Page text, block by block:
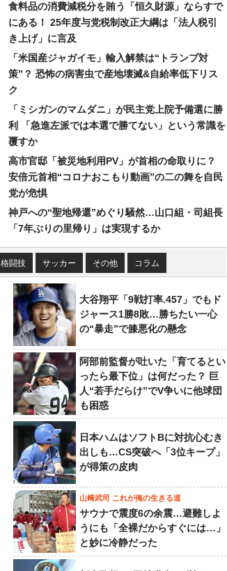
食料品の消費減税分を賄う「恒久財源」ならすで
にある！ 25年度与党税制改正大綱は「法人税引
き上げ」に言及
「米国産ジャガイモ」輸入解禁は“トランプ対
策”？ 恐怖の病害虫で産地壊滅&自給率低下リス
ク
「ミシガンのマムダニ」が民主党上院予備選に勝
利 「急進左派では本選で勝てない」という常識を
覆すか
高市官邸「被災地利用PV」が首相の命取りに？
安倍元首相“コロナおこもり動画”の二の舞を自民
党が危惧
神戸への“聖地帰還”めぐり騒然…山口組・司組長
「7年ぶりの里帰り」は実現するか
格闘技 サッカー その他 コラム
大谷翔平「9戦打率.457」でもド
ジャース1勝8敗…勝ちたい一心
の“暴走”で膝悪化の懸念
阿部前監督が吐いた「育てるとい
ったら最下位」は何だった？ 巨
人“若手だらけ”でV争いに他球団
も困惑
日本ハムはソフトBに対抗心むき
出しも…CS突破へ「3位キープ」
が得策の皮肉
山﨑武司 これが俺の生きる道
サウナで震度6の余震…避難しよ
うにも「全裸だからすぐには…」
と妙に冷静だった